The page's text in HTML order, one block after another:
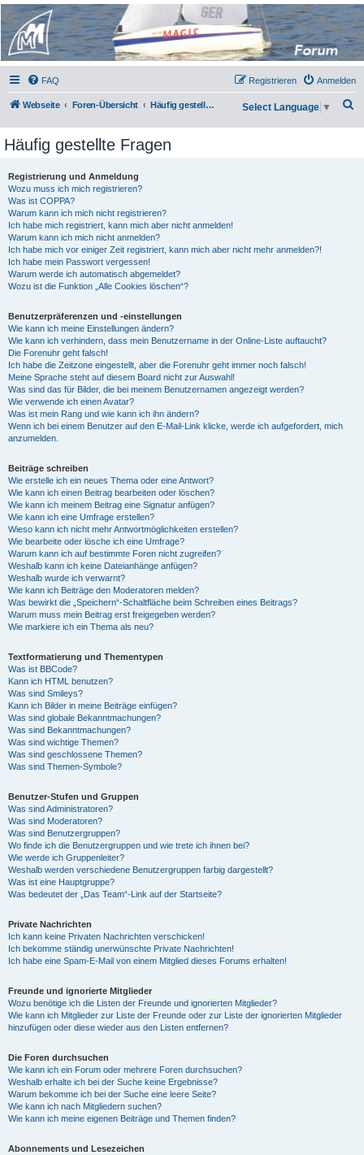
Micro Magic Forum
Deutschland
FAQ Anmelden
Registrieren
Webseite Foren-Übersicht Häufig gestellte Fragen Select Language ▼
Häufig gestellte Fragen
Registrierung und Anmeldung
Wozu muss ich mich registrieren?
Was ist COPPA?
Warum kann ich mich nicht registrieren?
Ich habe mich registriert, kann mich aber nicht anmelden!
Warum kann ich mich nicht anmelden?
Ich habe mich vor einiger Zeit registriert, kann mich aber nicht mehr anmelden?!
Ich habe mein Passwort vergessen!
Warum werde ich automatisch abgemeldet?
Wozu ist die Funktion „Alle Cookies löschen“?
Benutzerpräferenzen und -einstellungen
Wie kann ich meine Einstellungen ändern?
Wie kann ich verhindern, dass mein Benutzername in der Online-Liste auftaucht?
Die Forenuhr geht falsch!
Ich habe die Zeitzone eingestellt, aber die Forenuhr geht immer noch falsch!
Meine Sprache steht auf diesem Board nicht zur Auswahl!
Was sind das für Bilder, die bei meinem Benutzernamen angezeigt werden?
Wie verwende ich einen Avatar?
Was ist mein Rang und wie kann ich ihn ändern?
Wenn ich bei einem Benutzer auf den E-Mail-Link klicke, werde ich aufgefordert, mich
anzumelden.
Beiträge schreiben
Wie erstelle ich ein neues Thema oder eine Antwort?
Wie kann ich einen Beitrag bearbeiten oder löschen?
Wie kann ich meinem Beitrag eine Signatur anfügen?
Wie kann ich eine Umfrage erstellen?
Wieso kann ich nicht mehr Antwortmöglichkeiten erstellen?
Wie bearbeite oder lösche ich eine Umfrage?
Warum kann ich auf bestimmte Foren nicht zugreifen?
Weshalb kann ich keine Dateianhänge anfügen?
Weshalb wurde ich verwarnt?
Wie kann ich Beiträge den Moderatoren melden?
Was bewirkt die „Speichern“-Schaltfläche beim Schreiben eines Beitrags?
Warum muss mein Beitrag erst freigegeben werden?
Wie markiere ich ein Thema als neu?
Textformatierung und Thementypen
Was ist BBCode?
Kann ich HTML benutzen?
Was sind Smileys?
Kann ich Bilder in meine Beiträge einfügen?
Was sind globale Bekanntmachungen?
Was sind Bekanntmachungen?
Was sind wichtige Themen?
Was sind geschlossene Themen?
Was sind Themen-Symbole?
Benutzer-Stufen und Gruppen
Was sind Administratoren?
Was sind Moderatoren?
Was sind Benutzergruppen?
Wo finde ich die Benutzergruppen und wie trete ich ihnen bei?
Wie werde ich Gruppenleiter?
Weshalb werden verschiedene Benutzergruppen farbig dargestellt?
Was ist eine Hauptgruppe?
Was bedeutet der „Das Team“-Link auf der Startseite?
Private Nachrichten
Ich kann keine Privaten Nachrichten verschicken!
Ich bekomme ständig unerwünschte Private Nachrichten!
Ich habe eine Spam-E-Mail von einem Mitglied dieses Forums erhalten!
Freunde und ignorierte Mitglieder
Wozu benötige ich die Listen der Freunde und ignorierten Mitglieder?
Wie kann ich Mitglieder zur Liste der Freunde oder zur Liste der ignorierten Mitglieder
hinzufügen oder diese wieder aus den Listen entfernen?
Die Foren durchsuchen
Wie kann ich ein Forum oder mehrere Foren durchsuchen?
Weshalb erhalte ich bei der Suche keine Ergebnisse?
Warum bekomme ich bei der Suche eine leere Seite?
Wie kann ich nach Mitgliedern suchen?
Wie kann ich meine eigenen Beiträge und Themen finden?
Abonnements und Lesezeichen